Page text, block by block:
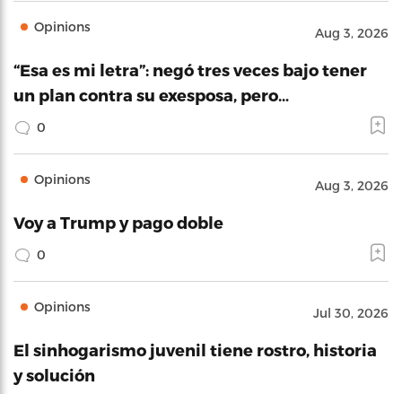
Opinions Aug 3, 2026
“Esa es mi letra”: negó tres veces bajo tener
un plan contra su exesposa, pero…
0
Opinions Aug 3, 2026
Voy a Trump y pago doble
0
Opinions Jul 30, 2026
El sinhogarismo juvenil tiene rostro, historia
y solución